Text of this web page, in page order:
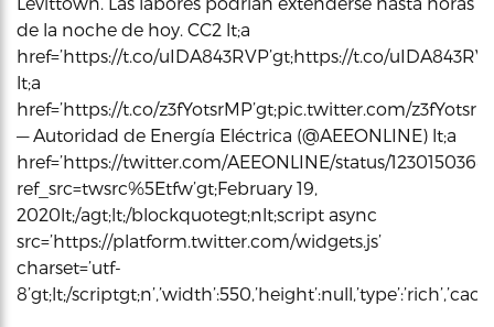
de la noche de hoy. CC2 lt;a
href=’https://t.co/uIDA843RVP’gt;https://t.co/
lt;a
href=’https://t.co/z3fYotsrMP’gt;pic.twitter.com/
— Autoridad de Energía Eléctrica (@AEEONLINE) lt;a
href=’https://twitter.com/AEEONLINE/status/
ref_src=twsrc%5Etfw’gt;February 19,
2020lt;/agt;lt;/blockquotegt;nlt;script async
src=’https://platform.twitter.com/widgets.js’
charset=’utf-
8’gt;lt;/